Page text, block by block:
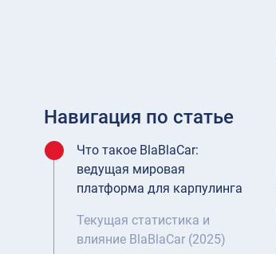
Навигация по статье
Что такое BlaBlaCar:
ведущая мировая
платформа для карпулинга
Текущая статистика и
влияние BlaBlaCar (2025)